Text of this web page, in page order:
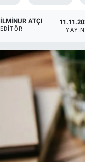
İLMINUR ATÇI
EDITÖR